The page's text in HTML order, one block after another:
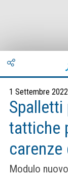
1 Settembre 2022
Spalletti
tattiche
Modulo